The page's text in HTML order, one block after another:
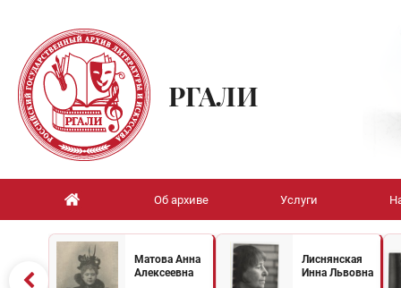
РГАЛИ
Об архиве Услуги
Матова Анна
Алексеевна
Лиснянская
Инна Львовна